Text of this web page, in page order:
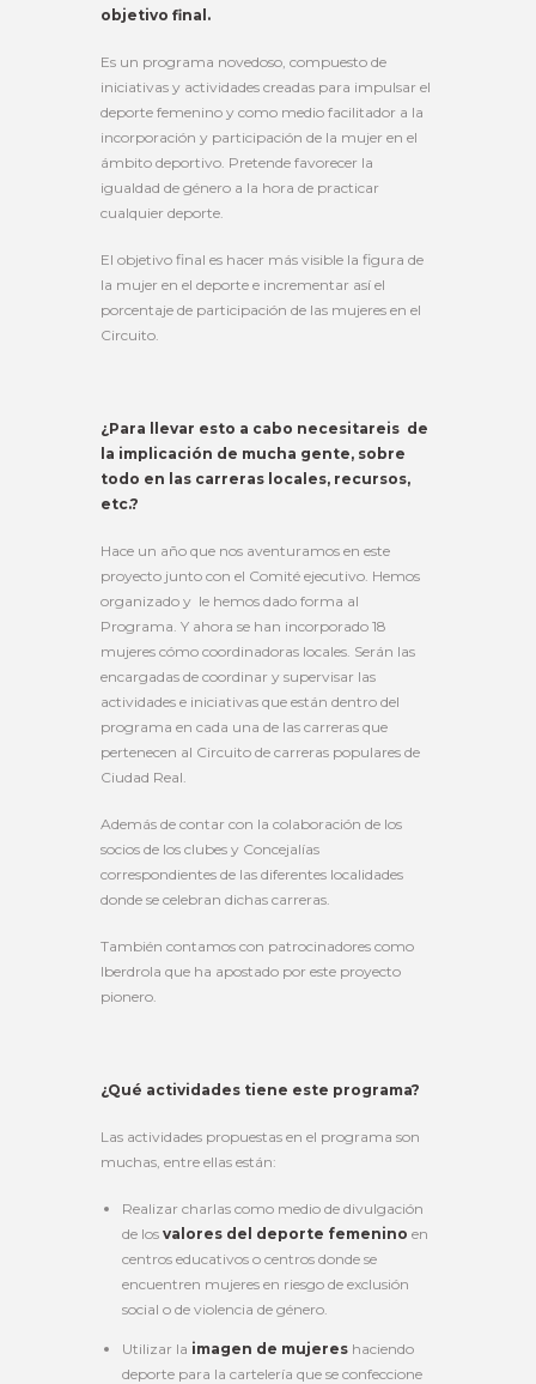
objetivo final.
Es un programa novedoso, compuesto de
iniciativas y actividades creadas para impulsar el
deporte femenino y como medio facilitador a la
incorporación y participación de la mujer en el
ámbito deportivo. Pretende favorecer la
igualdad de género a la hora de practicar
cualquier deporte.
El objetivo final es hacer más visible la figura de
la mujer en el deporte e incrementar así el
porcentaje de participación de las mujeres en el
Circuito.
¿Para llevar esto a cabo necesitareis de
la implicación de mucha gente, sobre
todo en las carreras locales, recursos,
etc.?
Hace un año que nos aventuramos en este
proyecto junto con el Comité ejecutivo. Hemos
organizado y le hemos dado forma al
Programa. Y ahora se han incorporado 18
mujeres cómo coordinadoras locales. Serán las
encargadas de coordinar y supervisar las
actividades e iniciativas que están dentro del
programa en cada una de las carreras que
pertenecen al Circuito de carreras populares de
Ciudad Real.
Además de contar con la colaboración de los
socios de los clubes y Concejalías
correspondientes de las diferentes localidades
donde se celebran dichas carreras.
También contamos con patrocinadores como
Iberdrola que ha apostado por este proyecto
pionero.
¿Qué actividades tiene este programa?
Las actividades propuestas en el programa son
muchas, entre ellas están:
Realizar charlas como medio de divulgación
de los valores del deporte femenino en
centros educativos o centros donde se
encuentren mujeres en riesgo de exclusión
social o de violencia de género.
Utilizar la imagen de mujeres haciendo
deporte para la cartelería que se confeccione